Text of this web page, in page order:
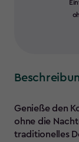
Genieße den
ohne die
traditionelles